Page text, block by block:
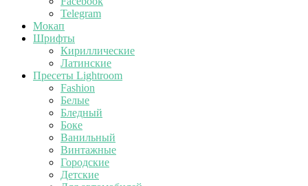
Telegram
Мокап
Шрифты
Кириллические
Латинские
Пресеты Lightroom
Fashion
Белые
Бледный
Боке
Ванильный
Винтажные
Городские
Детские